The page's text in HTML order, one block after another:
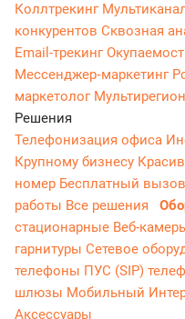
Коллтрекинг
конкурентов Сквозная
Email-трекинг
Мессенджер‑маркетинг
маркетолог
Решения
Телефонизация офиса
Крупному бизнесу
номер Бесплатный
работы Все решения
стационарные Веб-
гарнитуры Сетевое
телефоны ПУС (SIP)
шлюзы Мобильный
Аксессуары